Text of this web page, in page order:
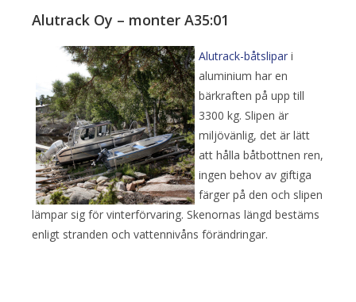
Alutrack Oy – monter A35:01
Alutrack-båtslipar i
aluminium har en
bärkraften på upp till
3300 kg. Slipen är
miljövänlig, det är lätt
att hålla båtbottnen ren,
ingen behov av giftiga
färger på den och slipen
lämpar sig för vinterförvaring. Skenornas längd bestäms
enligt stranden och vattennivåns förändringar.